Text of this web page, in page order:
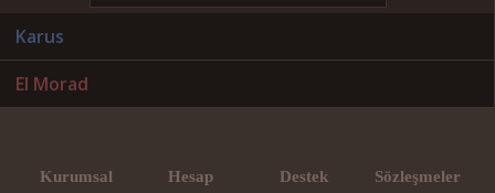
Karus
El Morad
Kurumsal Hesap Destek Sözleşmeler